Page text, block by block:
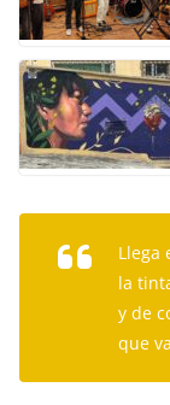
Llega
la
y de
que